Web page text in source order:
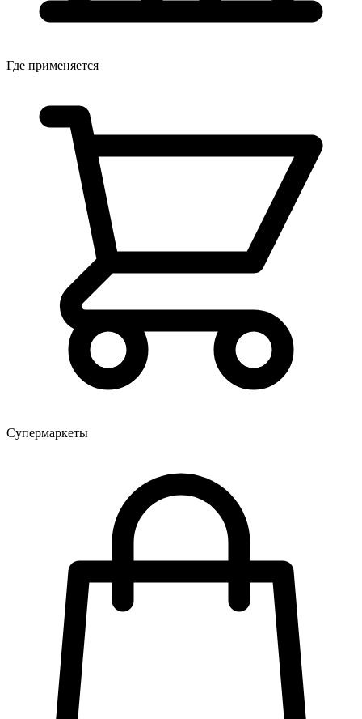
Где применяется
Супермаркеты